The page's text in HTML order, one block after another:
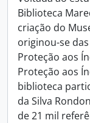
Biblioteca
criação do
originou-se
Proteção aos
Proteção aos
biblioteca
da Silva
de 21 mil